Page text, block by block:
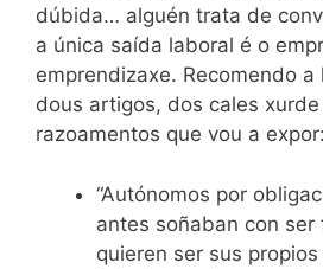
dúbida… alguén trata de
a única saída laboral é o
emprendizaxe. Recomendo
dous artigos, dos cales
razoamentos que vou a expor:
“Autónomos por
antes soñaban con ser
quieren ser sus propios